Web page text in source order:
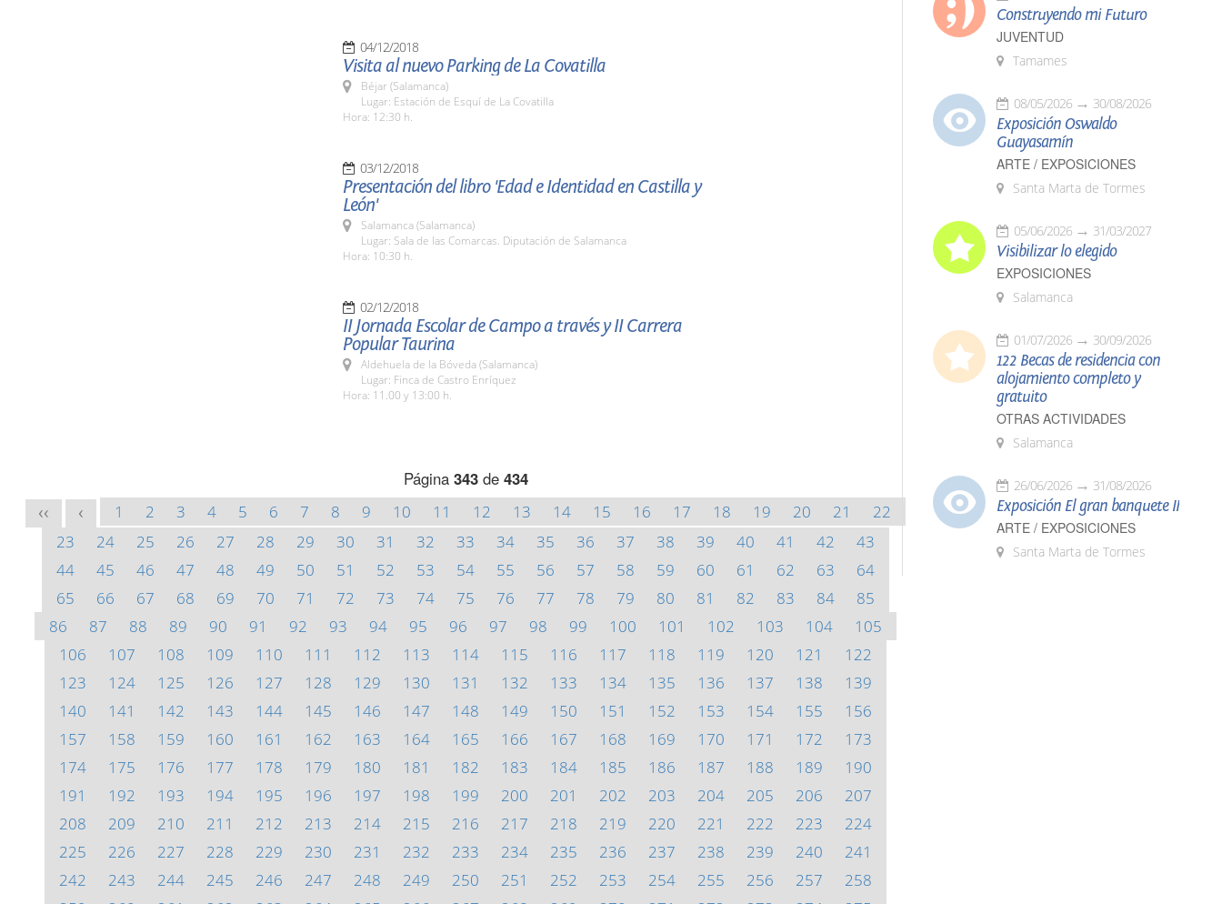
04/12/2018
Visita al nuevo Parking de La Covatilla
Béjar (Salamanca)
Lugar: Estación de Esquí de La Covatilla
Hora: 12:30 h.
03/12/2018
Presentación del libro 'Edad e Identidad en Castilla y
León'
Salamanca (Salamanca)
Lugar: Sala de las Comarcas. Diputación de Salamanca
Hora: 10:30 h.
02/12/2018
II Jornada Escolar de Campo a través y II Carrera
Popular Taurina
Aldehuela de la Bóveda (Salamanca)
Lugar: Finca de Castro Enríquez
Hora: 11.00 y 13:00 h.
Página 343de 434
<< < 1 2 3 4 5 6 7 8 9 10 11 12 13 14 15 16 17 18 19 20 21
22
23
24 25 26 27 28 29 30 31 32 33 34 35 36 37 38 39 40 41 42
43
44
45 46 47 48 49 50 51 52 53 54 55 56 57 58 59 60 61 62 63
64
65
66 67 68 69 70 71 72 73 74 75 76 77 78 79 80 81 82 83 84
85
86
87 88 89 90 91 92 93 94 95 96 97 98 99 100 101 102 103 104
105
106
107 108 109 110 111 112 113 114 115 116 117 118 119 120 121
122
123
124 125 126 127 128 129 130 131 132 133 134 135 136 137 138
139
140
141 142 143 144 145 146 147 148 149 150 151 152 153 154 155
156
157
158 159 160 161 162 163 164 165 166 167 168 169 170 171 172
173
174
175 176 177 178 179 180 181 182 183 184 185 186 187 188 189
190
191
192 193 194 195 196 197 198 199 200 201 202 203 204 205 206
207
208
209 210 211 212 213 214 215 216 217 218 219 220 221 222 223
224
225
226 227 228 229 230 231 232 233 234 235 236 237 238 239 240
241
242
243 244 245 246 247 248 249 250 251 252 253 254 255 256 257
258
Construyendo mi Futuro
JUVENTUD
Tamames
08/05/2026 30/08/2026
Exposición Oswaldo
Guayasamín
ARTE / EXPOSICIONES
Santa Marta de Tormes
05/06/2026 31/03/2027
Visibilizar lo elegido
EXPOSICIONES
Salamanca
01/07/2026 30/09/2026
122 Becas de residencia con
alojamiento completo y
gratuito
OTRAS ACTIVIDADES
Salamanca
26/06/2026 31/08/2026
Exposición El gran banquete II
ARTE / EXPOSICIONES
Santa Marta de Tormes